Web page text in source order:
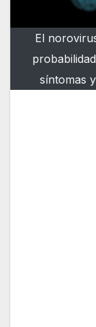
El
síntomas